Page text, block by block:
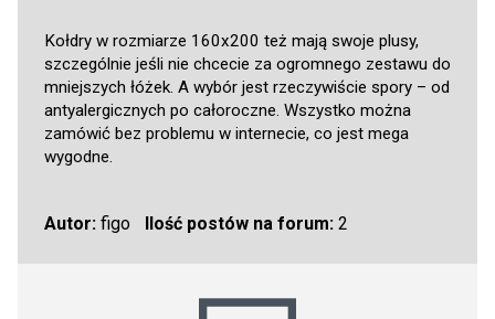
Kołdry w rozmiarze 160x200 też mają swoje plusy,
szczególnie jeśli nie chcecie za ogromnego zestawu do
mniejszych łóżek. A wybór jest rzeczywiście spory – od
antyalergicznych po całoroczne. Wszystko można
zamówić bez problemu w internecie, co jest mega
wygodne.
Autor: figo Ilość postów na forum:2